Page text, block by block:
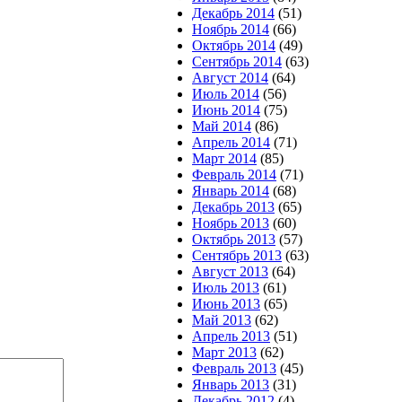
Декабрь 2014 (51)
Ноябрь 2014 (66)
Октябрь 2014 (49)
Сентябрь 2014 (63)
Август 2014 (64)
Июль 2014 (56)
Июнь 2014 (75)
Май 2014 (86)
Апрель 2014 (71)
Март 2014 (85)
Февраль 2014 (71)
Январь 2014 (68)
Декабрь 2013 (65)
Ноябрь 2013 (60)
Октябрь 2013 (57)
Сентябрь 2013 (63)
Август 2013 (64)
Июль 2013 (61)
Июнь 2013 (65)
Май 2013 (62)
Апрель 2013 (51)
Март 2013 (62)
Февраль 2013 (45)
Январь 2013 (31)